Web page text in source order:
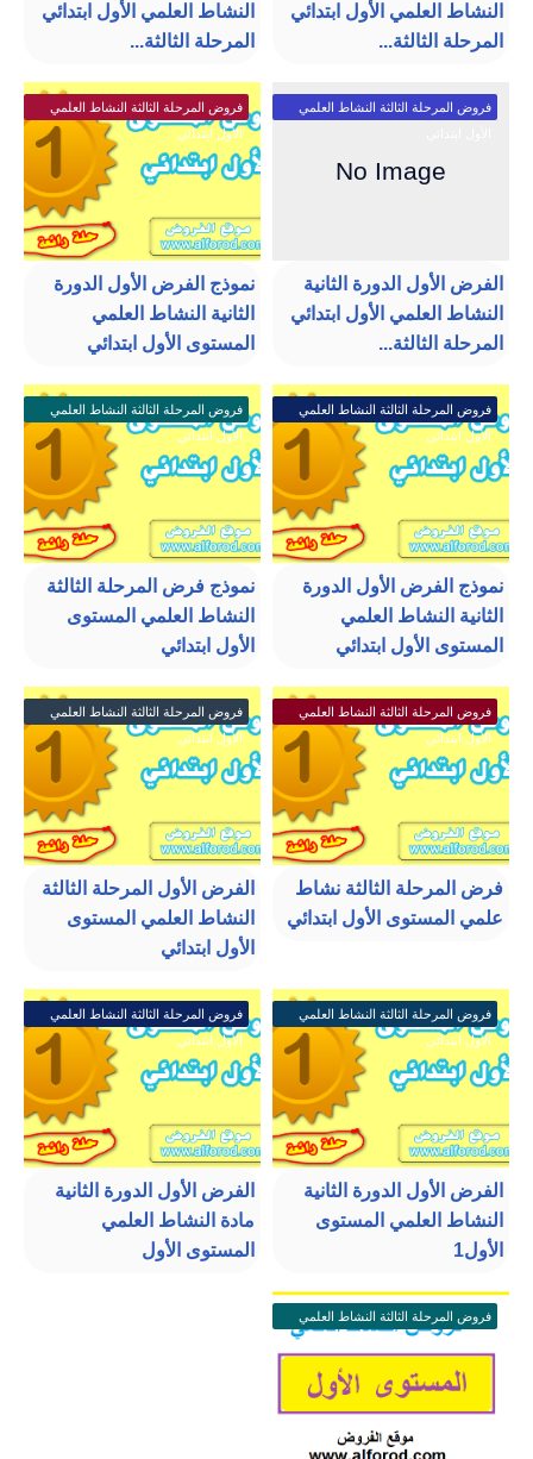
النشاط العلمي الأول ابتدائي
المرحلة الثالثة...
النشاط العلمي الأول ابتدائي
المرحلة الثالثة...
فروض المرحلة الثالثة النشاط العلمي
الفرض الأول الدورة الثانية
النشاط العلمي الأول ابتدائي
المرحلة الثالثة...
فروض المرحلة الثالثة النشاط العلمي
الأول ابتدائي
نموذج الفرض الأول الدورة
الثانية النشاط العلمي
المستوى الأول ابتدائي
فروض المرحلة الثالثة النشاط العلمي
الأول ابتدائي
نموذج الفرض الأول الدورة
الثانية النشاط العلمي
المستوى الأول ابتدائي
فروض المرحلة الثالثة النشاط العلمي
الأول ابتدائي
نموذج فرض المرحلة الثالثة
النشاط العلمي المستوى
الأول ابتدائي
فروض المرحلة الثالثة النشاط العلمي
الأول ابتدائي
فرض المرحلة الثالثة نشاط
علمي المستوى الأول ابتدائي
فروض المرحلة الثالثة النشاط العلمي
الأول ابتدائي
الفرض الأول المرحلة الثالثة
النشاط العلمي المستوى
الأول ابتدائي
فروض المرحلة الثالثة النشاط العلمي
الأول ابتدائي
الفرض الأول الدورة الثانية
النشاط العلمي المستوى
الأول1
فروض المرحلة الثالثة النشاط العلمي
الأول ابتدائي
الفرض الأول الدورة الثانية
مادة النشاط العلمي
المستوى الأول
فروض المرحلة الثالثة النشاط العلمي